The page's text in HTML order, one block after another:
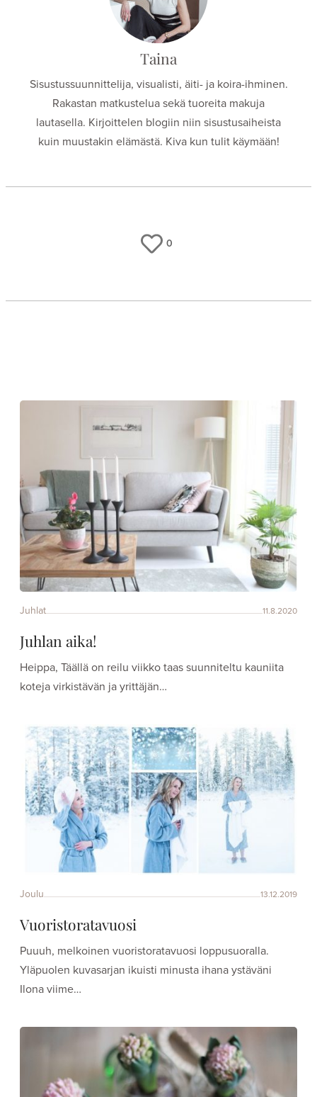
Taina
Sisustussuunnittelija, visualisti, äiti- ja koira-ihminen.
Rakastan matkustelua sekä tuoreita makuja
lautasella. Kirjoittelen blogiin niin sisustusaiheista
kuin muustakin elämästä. Kiva kun tulit käymään!
0
Juhlat 11.8.2020
Juhlan aika!
Heippa, Täällä on reilu viikko taas suunniteltu kauniita
koteja virkistävän ja yrittäjän…
Joulu 13.12.2019
Vuoristoratavuosi
Puuuh, melkoinen vuoristoratavuosi loppusuoralla.
Yläpuolen kuvasarjan ikuisti minusta ihana ystäväni
Ilona viime…